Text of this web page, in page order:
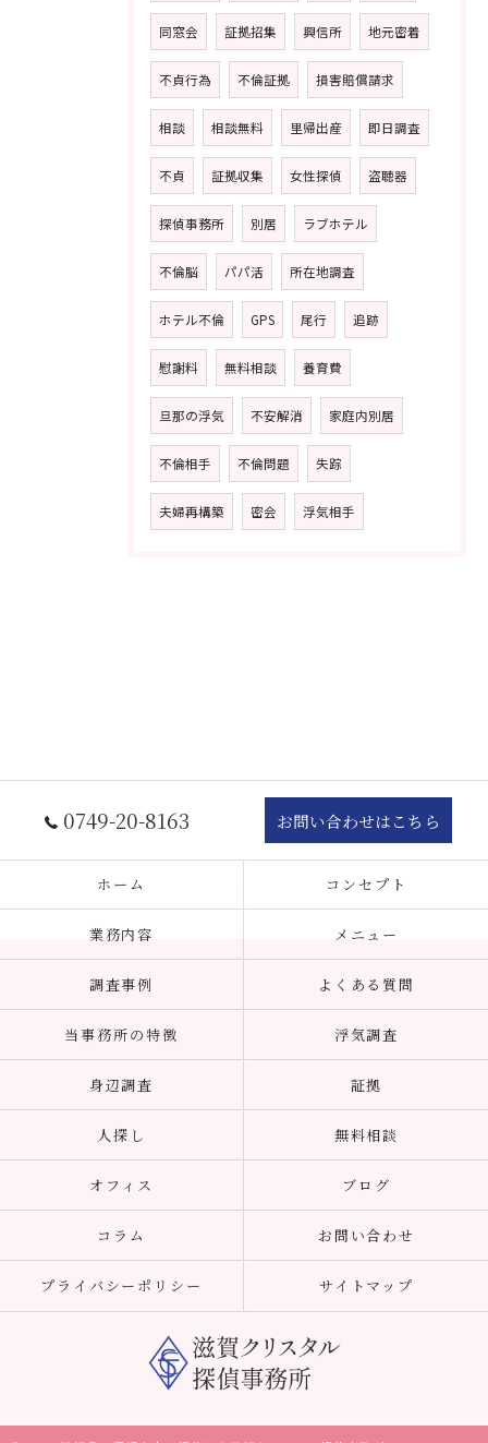
同窓会 証拠招集 興信所 地元密着
不貞行為 不倫証拠 損害賠償請求
相談 相談無料 里帰出産 即日調査
不貞 証拠収集 女性探偵 盗聴器
探偵事務所 別居 ラブホテル
不倫脳 パパ活 所在地調査
ホテル不倫 GPS 尾行 追跡
慰謝料 無料相談 養育費
旦那の浮気 不安解消 家庭内別居
不倫相手 不倫問題 失踪
夫婦再構築 密会 浮気相手
0749-20-8163 お問い合わせはこちら
ホーム コンセプト
業務内容 メニュー
調査事例 よくある質問
当事務所の特徴 浮気調査
身辺調査 証拠
人探し 無料相談
オフィス ブログ
コラム お問い合わせ
プライバシーポリシー サイトマップ